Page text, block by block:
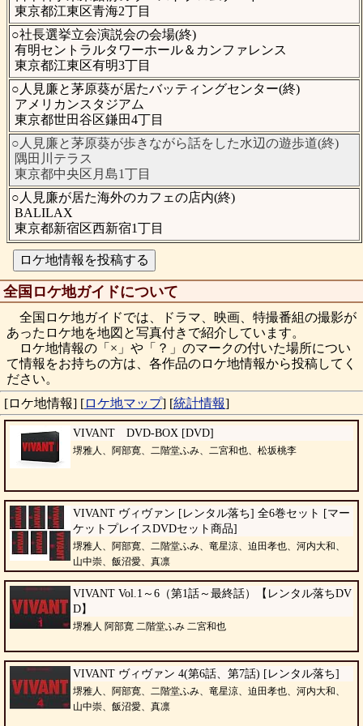
東京都江東区青海2丁目
○社長選挙立会演説会の会場(終)
有明セントラルタワーホール＆カンファレンス
東京都江東区有明3丁目
○人見廉と茅原葵が居たバッティングセンター(終)
アメリカンスタジアム
東京都世田谷区鎌田4丁目
○人見廉と茅原葵が歩きながら話をした水辺の遊歩道(終)
隅田川テラス
東京都中央区月島1丁目
○人見廉が居た海外のカフェの店内(終)
BALILAX
東京都新宿区西新宿1丁目
全国ロケ地ガイドについて
全国ロケ地ガイドでは、ドラマ、映画、特撮番組の撮影が
あったロケ地を地図と写真付きで紹介しています。
ロケ地情報の「×」や「？」のマークの付いた場所につい
て情報をお持ちの方は、各作品のロケ地情報から投稿してく
ださい。
[ロケ地情報] [ロケ地マップ] [統計情報]
VIVANT DVD-BOX [DVD]
堺雅人、阿部寛、二階堂ふみ、二宮和也、松坂桃李
VIVANT ヴィヴァン [レンタル落ち] 全6巻セット [マー
ケットプレイスDVDセット商品]
堺雅人、阿部寛、二階堂ふみ、竜星涼、迫田孝也、河内大和、
山中崇、飯沼愛、真凛
VIVANT Vol.1～6（第1話～最終話）【レンタル落ちDV
D】
堺雅人 阿部寛 二階堂ふみ 二宮和也
VIVANT ヴィヴァン 4(第6話、第7話) [レンタル落ち]
堺雅人、阿部寛、二階堂ふみ、竜星涼、迫田孝也、河内大和、
山中崇、飯沼愛、真凛